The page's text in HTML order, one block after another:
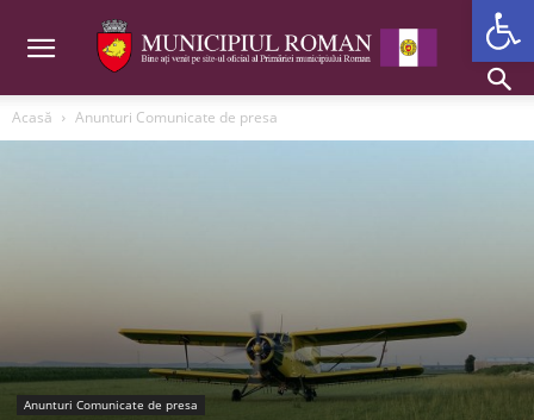
Acasă Anunturi Comunicate de presa
Anunturi Comunicate de presa